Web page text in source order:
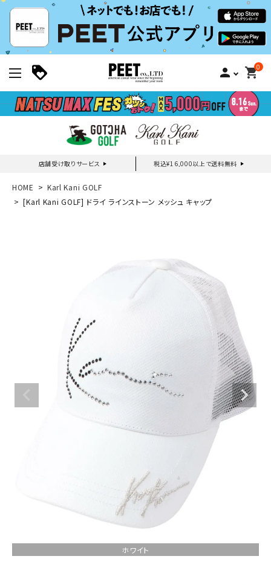
person 0
shopping_cart
店舗受け取りサービス 税込¥16,000以上で送料無料
新規会員登録｜ログイン
ブランドメニュー
カテゴリー
スタイリング
HOME
Karl Kani GOLF
[Karl Kani GOLF] ドライ ラインストーン メッシュ キャップ
ホワイト